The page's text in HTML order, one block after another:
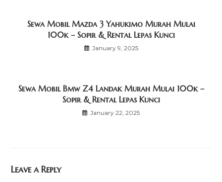
Sewa Mobil Mazda 3 Yahukimo Murah Mulai
100k – Sopir & Rental Lepas Kunci
January 9, 2025
Sewa Mobil Bmw Z4 Landak Murah Mulai 100k –
Sopir & Rental Lepas Kunci
January 22, 2025
Leave a Reply